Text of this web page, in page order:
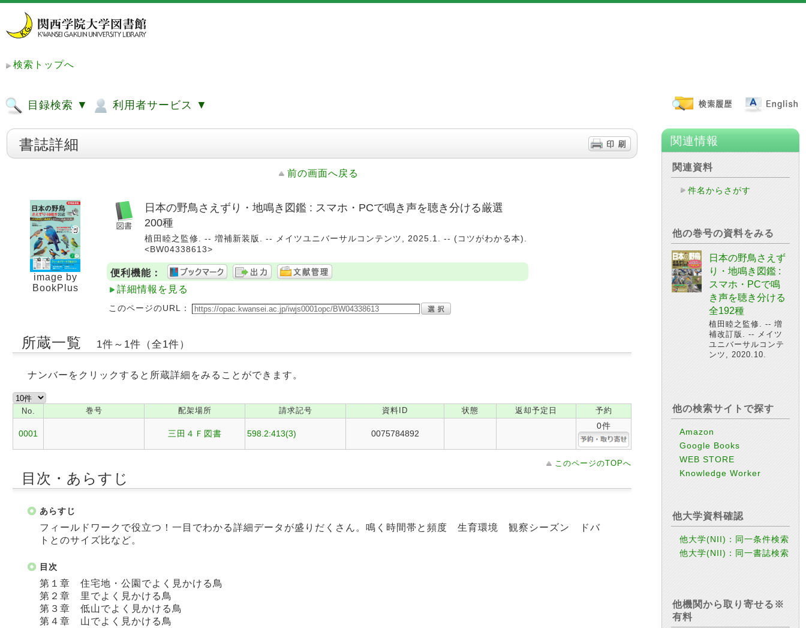
検索トップへ
目録検索 ▼ 利用者サービス ▼
書誌詳細
前の画面へ戻る
image by
BookPlus
日本の野鳥さえずり・地鳴き図鑑 : スマホ・PCで鳴き声を聴き分ける厳選
200種
植田睦之監修. -- 増補新装版. -- メイツユニバーサルコンテンツ, 2025.1. -- (コツがわかる本).
<BW04338613>
便利機能：
詳細情報を見る
このページのURL：
所蔵一覧 1件～1件（全1件）
ナンバーをクリックすると所蔵詳細をみることができます。
No. 巻号 配架場所 請求記号 資料ID 状態 返却予定日 予約
0001 三田４Ｆ図書 598.2:413(3) 0075784892
0件
このページのTOPへ
目次・あらすじ
あらすじ
フィールドワークで役立つ！一目でわかる詳細データが盛りだくさん。鳴く時間帯と頻度 生育環境 観察シーズン ドバ
トとのサイズ比など。
目次
第１章 住宅地・公園でよく見かける鳥
第２章 里でよく見かける鳥
第３章 低山でよく見かける鳥
第４章 山でよく見かける鳥
関連情報
関連資料
件名からさがす
他の巻号の資料をみる
日本の野鳥さえず
り・地鳴き図鑑 :
スマホ・PCで鳴
き声を聴き分ける
全192種
植田睦之監修. -- 増
補改訂版. -- メイツ
ユニバーサルコンテ
ンツ, 2020.10.
他の検索サイトで探す
Amazon
Google Books
WEB STORE
Knowledge Worker
他大学資料確認
他大学(NII)：同一条件検索
他大学(NII)：同一書誌検索
他機関から取り寄せる※
有料